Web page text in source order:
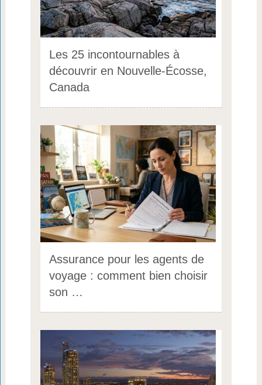
Les 25 incontournables à
découvrir en Nouvelle-Écosse,
Canada
Assurance pour les agents de
voyage : comment bien choisir
son …